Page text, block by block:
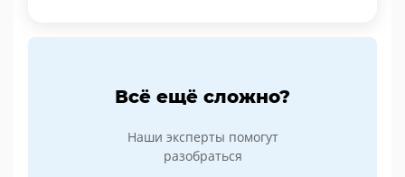
Всё ещё сложно?
Наши эксперты помогут
разобраться